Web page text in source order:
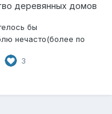
деревянных домов
бы
нечасто(более по
в западно-
я... ),и будучи зело
3